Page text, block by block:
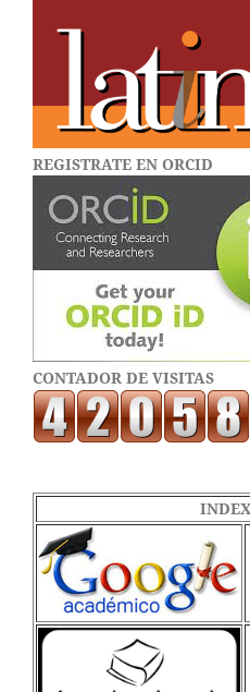
REGISTRATE EN ORCID
CONTADOR DE VISITAS